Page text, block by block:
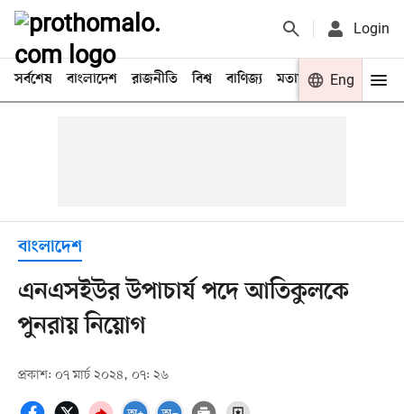
Login
সর্বশেষ বাংলাদেশ রাজনীতি বিশ্ব বাণিজ্য মতামত খেলা
Eng
বাংলাদেশ
এনএসইউর উপাচার্য পদে আতিকুলকে
পুনরায় নিয়োগ
প্রকাশ: ০৭ মার্চ ২০২৪, ০৭: ২৬